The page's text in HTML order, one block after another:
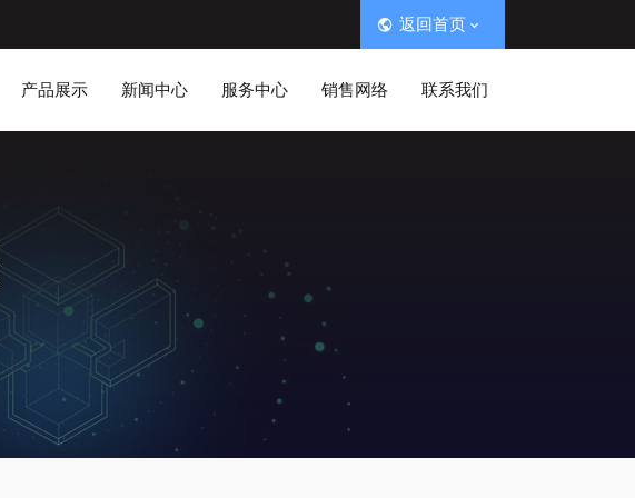
返回首页
产品展示 新闻中心 服务中心 销售网络 联系我们